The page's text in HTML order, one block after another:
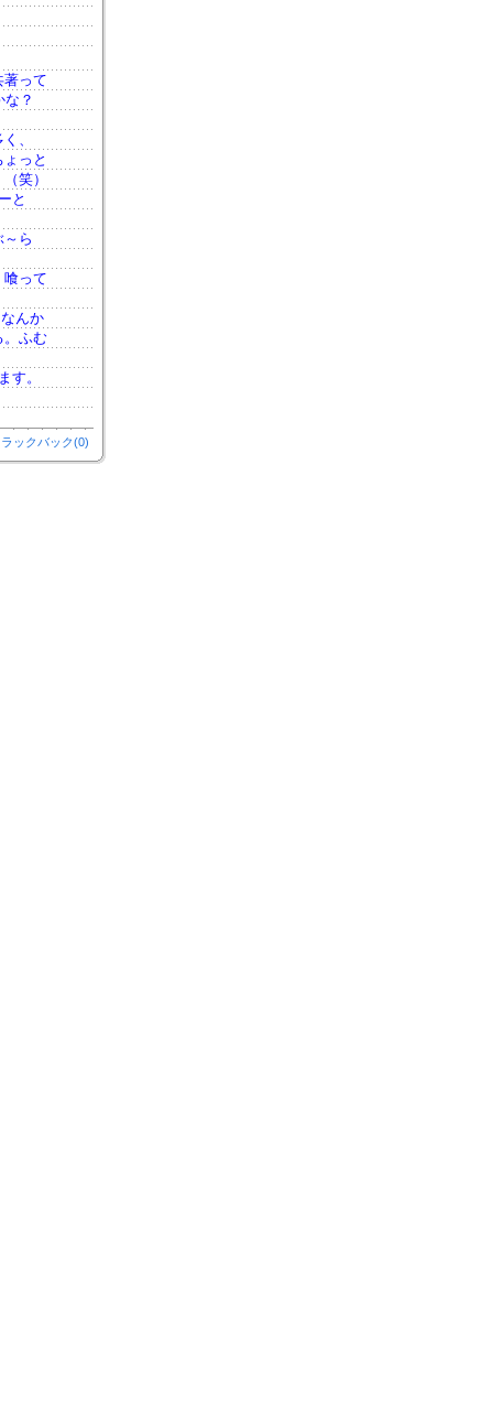
って
？
、
っと
笑）
と
ら
って
んか
。ふむ
す。
ックバック(0)